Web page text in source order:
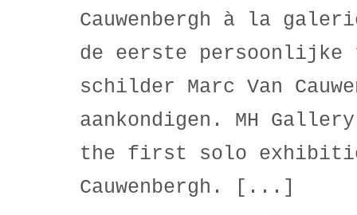
Cauwenbergh à la
de eerste persoonlijke
schilder Marc Van
aankondigen. MH
the first solo
Cauwenbergh. [...]